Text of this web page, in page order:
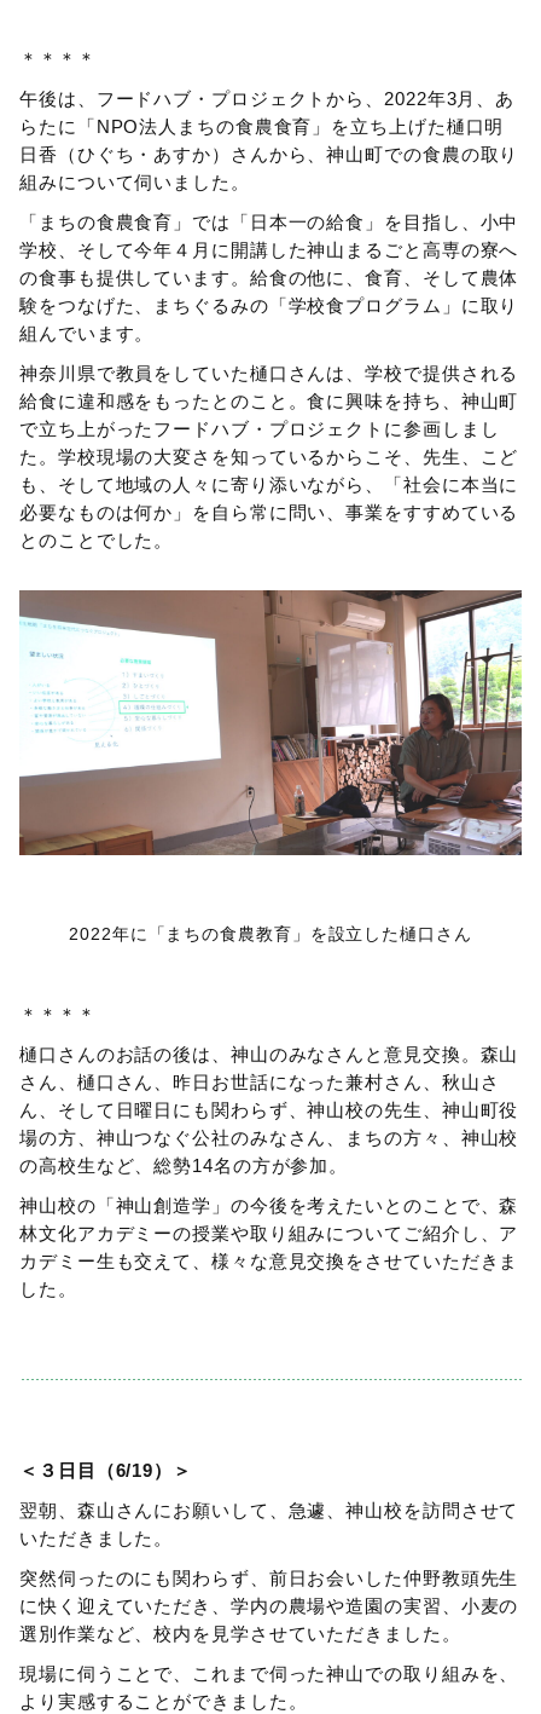
＊＊＊＊
午後は、フードハブ・プロジェクトから、2022年3月、あ
らたに「NPO法人まちの食農食育」を立ち上げた樋口明
日香（ひぐち・あすか）さんから、神山町での食農の取り
組みについて伺いました。
「まちの食農食育」では「日本一の給食」を目指し、小中
学校、そして今年４月に開講した神山まるごと高専の寮へ
の食事も提供しています。給食の他に、食育、そして農体
験をつなげた、まちぐるみの「学校食プログラム」に取り
組んでいます。
神奈川県で教員をしていた樋口さんは、学校で提供される
給食に違和感をもったとのこと。食に興味を持ち、神山町
で立ち上がったフードハブ・プロジェクトに参画しまし
た。学校現場の大変さを知っているからこそ、先生、こど
も、そして地域の人々に寄り添いながら、「社会に本当に
必要なものは何か」を自ら常に問い、事業をすすめている
とのことでした。
2022年に「まちの食農教育」を設立した樋口さん
＊＊＊＊
樋口さんのお話の後は、神山のみなさんと意見交換。森山
さん、樋口さん、昨日お世話になった兼村さん、秋山さ
ん、そして日曜日にも関わらず、神山校の先生、神山町役
場の方、神山つなぐ公社のみなさん、まちの方々、神山校
の高校生など、総勢14名の方が参加。
神山校の「神山創造学」の今後を考えたいとのことで、森
林文化アカデミーの授業や取り組みについてご紹介し、ア
カデミー生も交えて、様々な意見交換をさせていただきま
した。
＜３日目（6/19）＞
翌朝、森山さんにお願いして、急遽、神山校を訪問させて
いただきました。
突然伺ったのにも関わらず、前日お会いした仲野教頭先生
に快く迎えていただき、学内の農場や造園の実習、小麦の
選別作業など、校内を見学させていただきました。
現場に伺うことで、これまで伺った神山での取り組みを、
より実感することができました。